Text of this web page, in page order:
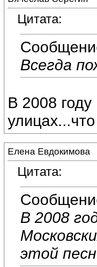
Цитата:
Всегда
В 2008
Елена Евдокимова
Цитата:
В 2008
этой